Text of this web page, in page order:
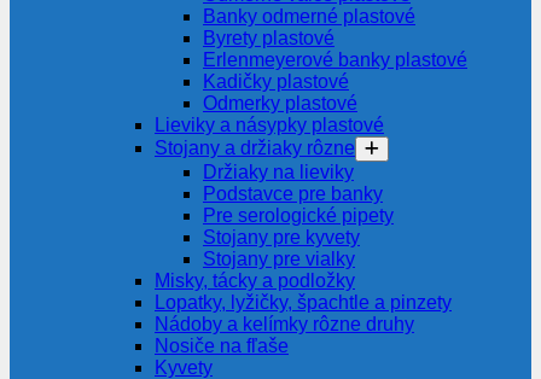
Banky odmerné plastové
Byrety plastové
Erlenmeyerové banky plastové
Kadičky plastové
Odmerky plastové
Lieviky a násypky plastové
Stojany a držiaky rôzne
Držiaky na lieviky
Podstavce pre banky
Pre serologické pipety
Stojany pre kyvety
Stojany pre vialky
Misky, tácky a podložky
Lopatky, lyžičky, špachtle a pinzety
Nádoby a kelímky rôzne druhy
Nosiče na fľaše
Kyvety